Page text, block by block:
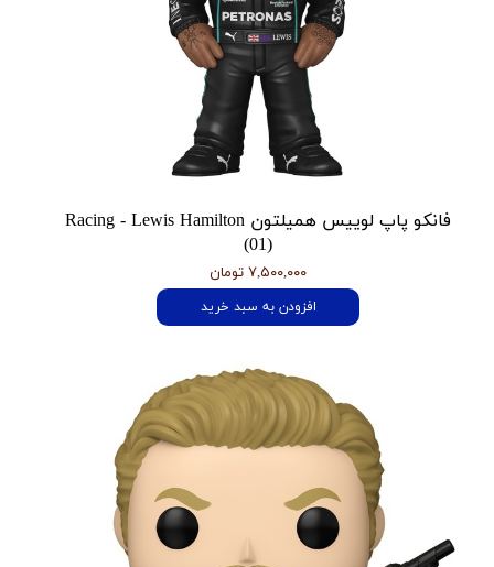
فانکو پاپ لوییس همیلتون Racing - Lewis Hamilton
(01)
۷,۵۰۰,۰۰۰ تومان
افزودن به سبد خرید